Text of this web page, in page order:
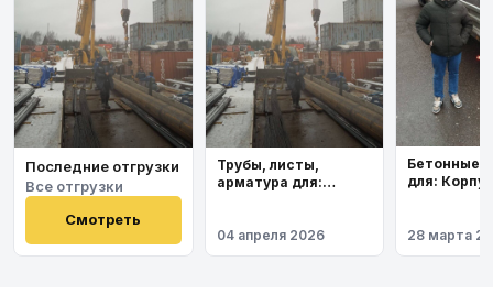
Последние отгрузки
Все отгрузки
Смотреть
Трубы, листы,
арматура для:
04 апреля 2026
Бетонные
для:
28 марта